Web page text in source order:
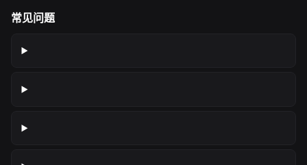
常见问题